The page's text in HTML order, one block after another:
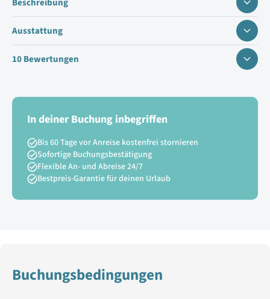
Ausstattung
10 Bewertungen
In deiner Buchung inbegriffen
Bis 60 Tage vor Anreise kostenfrei stornieren
Sofortige Buchungsbestätigung
Flexible An- und Abreise 24/7
Bestpreis-Garantie für deinen Urlaub
Buchungsbedingungen